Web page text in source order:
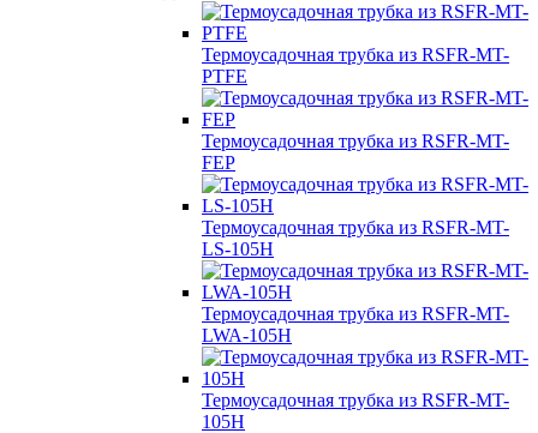
Термоусадочная трубка из RSFR-MT-
PTFE
Термоусадочная трубка из RSFR-MT-
FEP
Термоусадочная трубка из RSFR-MT-
LS-105H
Термоусадочная трубка из RSFR-MT-
LWA-105H
Термоусадочная трубка из RSFR-MT-
105H